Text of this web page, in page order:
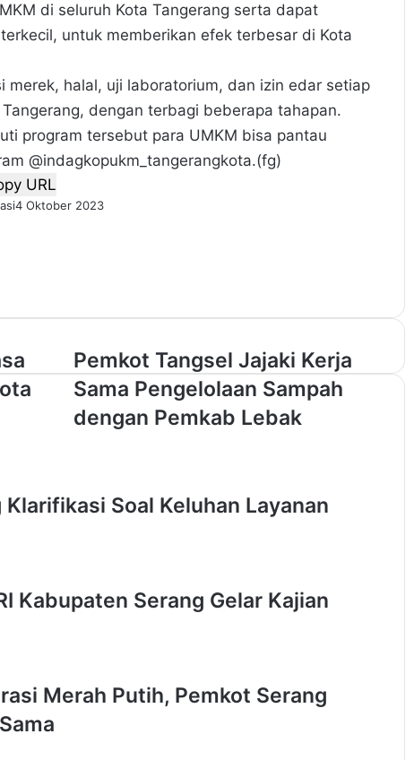
di seluruh Kota Tangerang serta dapat
untuk memberikan efek terbesar di Kota
merek, halal, uji laboratorium, dan izin edar setiap
dengan terbagi beberapa tahapan.
program tersebut para UMKM bisa pantau
@indagkopukm_tangerangkota.(fg)
URL
4 Oktober 2023
P
e
m
k
o
n
J
i
Pemkot Tangsel Jajaki Kerja
Sama Pengelolaan Sampah
dengan Pemkab Lebak
Soal Keluhan Layanan
Kabupaten Serang Gelar Kajian
Merah Putih, Pemkot Serang